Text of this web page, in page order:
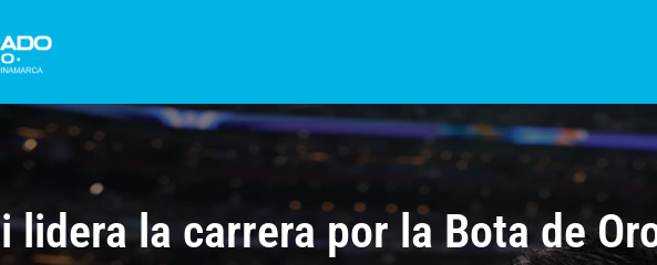
¿QUIÉNES SOMOS? NOTICIAS COLOMBIA BOGOTÁ
lidera la carrera por la Bota de